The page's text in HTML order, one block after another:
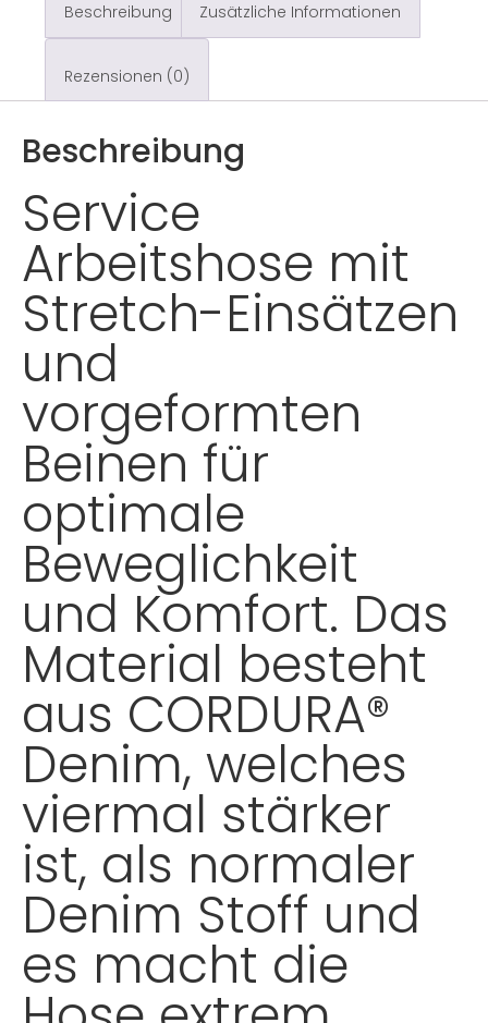
Beschreibung Zusätzliche Informationen
Rezensionen (0)
Beschreibung
Service
Arbeitshose mit
Stretch-Einsätzen
und
vorgeformten
Beinen für
optimale
Beweglichkeit
und Komfort. Das
Material besteht
aus CORDURA®
Denim, welches
viermal stärker
ist, als normaler
Denim Stoff und
es macht die